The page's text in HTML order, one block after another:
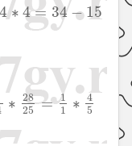
4∗ 4 = 34 − 15
∗ 28
25
= 1
1
∗ 4
5
+5 14∗2825=11 ∗4